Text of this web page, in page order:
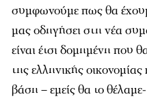
συμφωνούμε πως θα
μας οδηγήσει στη νέα
είναι έτσι δομημένη που
της ελληνικής
βάση – εμείς θα το